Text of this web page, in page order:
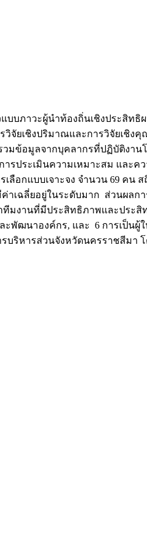
ภาวะผู้นำท้องถิ่นเชิงประสิทธิ
จัยเชิงปริมาณและการวิจัยเชิ
มข้อมูลจากบุคลากรที่ปฏิบัติงา
ประเมินความเหมาะสม และค
กแบบเจาะจง จำนวน 69 คน
เฉลี่ยอยู่ในระดับมาก ส่วนผลก
ทีมงานที่มีประสิทธิภาพและประ
ะพัฒนาองค์กร, และ 6 การเป็น
บริหารส่วนจังหวัดนครราชสีมา